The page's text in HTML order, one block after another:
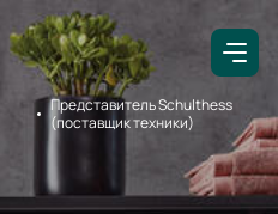
Представитель Schulthess
(поставщик техники)